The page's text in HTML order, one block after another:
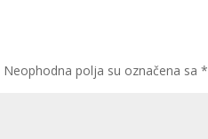
Neophodna polja su označena sa*